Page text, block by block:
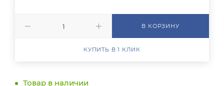
В КОРЗИНУ
КУПИТЬ В 1 КЛИК
Товар в наличии